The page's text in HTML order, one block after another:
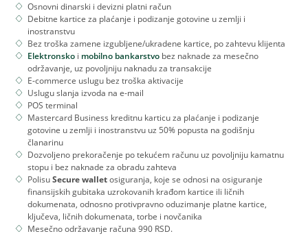
Osnovni dinarski i devizni platni račun
Debitne kartice za plaćanje i podizanje gotovine u zemlji i
inostranstvu
Bez troška zamene izgubljene/ukradene kartice, po zahtevu klijenta
Elektronsko i mobilno bankarstvo bez naknade za mesečno
održavanje, uz povoljniju naknadu za transakcije
E-commerce uslugu bez troška aktivacije
Uslugu slanja izvoda na e-mail
POS terminal
Mastercard Business kreditnu karticu za plaćanje i podizanje
gotovine u zemlji i inostranstvu uz 50% popusta na godišnju
članarinu
Dozvoljeno prekoračenje po tekućem računu uz povoljniju kamatnu
stopu i bez naknade za obradu zahteva
PolisuSecure walletosiguranja, koje se odnosi na osiguranje
finansijskih gubitaka uzrokovanih krađom kartice ili ličnih
dokumenata, odnosno protivpravno oduzimanje platne kartice,
ključeva, ličnih dokumenata, torbe i novčanika
Mesečno održavanje računa 990 RSD.